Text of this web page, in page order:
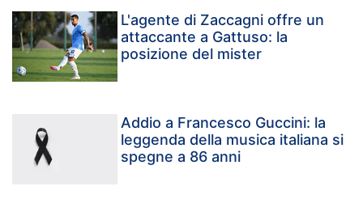
L'agente di Zaccagni offre un
attaccante a Gattuso: la
posizione del mister
Addio a Francesco Guccini: la
leggenda della musica italiana si
spegne a 86 anni